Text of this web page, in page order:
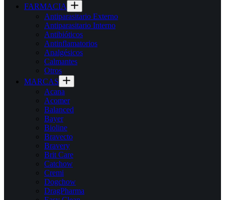
FARMACIA
Antiparasitario Externo
Antiparasitario Interno
Antibióticos
Antinflamatorios
Analgésicos
Calmantes
Otros
MARCAS
Acana
Acomer
Balanced
Bayer
Bioline
Bravecto
Bravery
Brit Care
Catchow
Cremi
Dogchow
DragPharma